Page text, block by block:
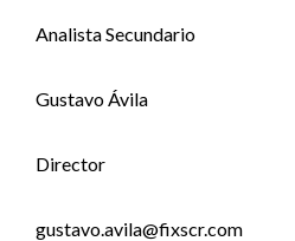
Analista Secundario
Gustavo Ávila
Director
gustavo.avila@fixscr.com